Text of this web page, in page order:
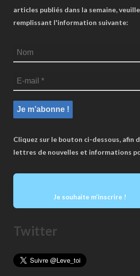
articles publiés dans la semaine,
remplissant l'information suivante:
Cliquez sur le bouton ci-dessous, afin
lettres de nouvelles et informations
Je souhaite m’inscrire !
Twitter